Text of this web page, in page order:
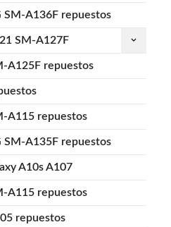
SM-A136F repuestos
SM-A127F keyboard_arrow_down
A125F repuestos
A115 repuestos
SM-A135F repuestos
A10s A107
A115 repuestos
repuestos